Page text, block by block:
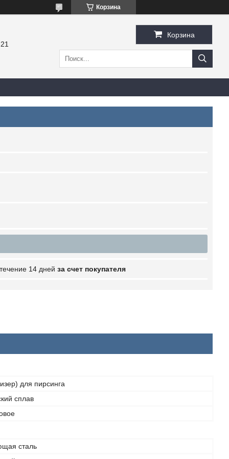
Корзина
Корзина
14 дней за счет покупателя
для пирсинга
сплав
сталь